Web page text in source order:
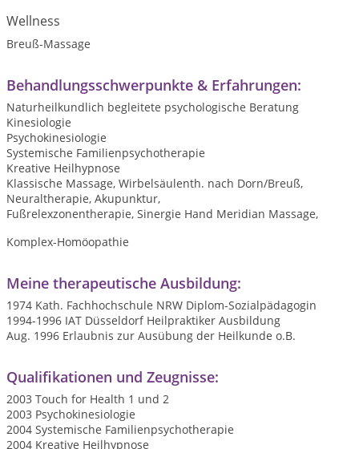
Wellness
Breuß-Massage
Behandlungsschwerpunkte & Erfahrungen:
Naturheilkundlich begleitete psychologische Beratung
Kinesiologie
Psychokinesiologie
Systemische Familienpsychotherapie
Kreative Heilhypnose
Klassische Massage, Wirbelsäulenth. nach Dorn/Breuß,
Neuraltherapie, Akupunktur,
Fußrelexzonentherapie, Sinergie Hand Meridian Massage,
Komplex-Homöopathie
Meine therapeutische Ausbildung:
1974 Kath. Fachhochschule NRW Diplom-Sozialpädagogin
1994-1996 IAT Düsseldorf Heilpraktiker Ausbildung
Aug. 1996 Erlaubnis zur Ausübung der Heilkunde o.B.
Qualifikationen und Zeugnisse:
2003 Touch for Health 1 und 2
2003 Psychokinesiologie
2004 Systemische Familienpsychotherapie
2004 Kreative Heilhypnose